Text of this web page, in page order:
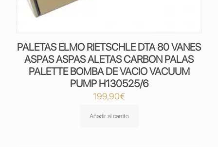
PALETAS ELMO RIETSCHLE DTA 80 VANES
ASPAS ASPAS ALETAS CARBON PALAS
PALETTE BOMBA DE VACIO VACUUM
PUMP H130525/6
199,90€
Añadir al carrito